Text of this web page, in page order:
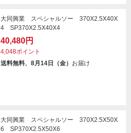
大同興業 スペシャルソー 370X2.5X40X
4 SP370X2.5X40X4
40,480円
4,048ポイント
送料無料、8月14日（金） お届け
大同興業 スペシャルソー 370X2.5X50X
6 SP370X2.5X50X6